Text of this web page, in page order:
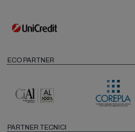
ECO PARTNER
PARTNER TECNICI